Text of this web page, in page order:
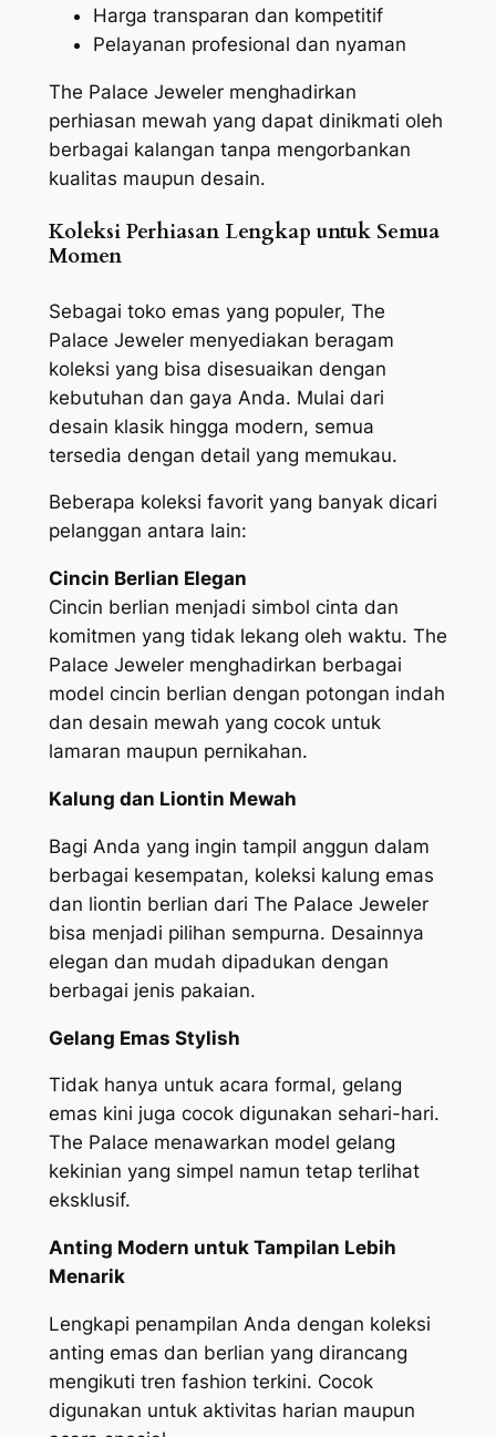
Harga transparan dan kompetitif
Pelayanan profesional dan nyaman
The Palace Jeweler menghadirkan
perhiasan mewah yang dapat dinikmati oleh
berbagai kalangan tanpa mengorbankan
kualitas maupun desain.
Koleksi Perhiasan Lengkap untuk Semua
Momen
Sebagai toko emas yang populer, The
Palace Jeweler menyediakan beragam
koleksi yang bisa disesuaikan dengan
kebutuhan dan gaya Anda. Mulai dari
desain klasik hingga modern, semua
tersedia dengan detail yang memukau.
Beberapa koleksi favorit yang banyak dicari
pelanggan antara lain:
Cincin Berlian Elegan
Cincin berlian menjadi simbol cinta dan
komitmen yang tidak lekang oleh waktu. The
Palace Jeweler menghadirkan berbagai
model cincin berlian dengan potongan indah
dan desain mewah yang cocok untuk
lamaran maupun pernikahan.
Kalung dan Liontin Mewah
Bagi Anda yang ingin tampil anggun dalam
berbagai kesempatan, koleksi kalung emas
dan liontin berlian dari The Palace Jeweler
bisa menjadi pilihan sempurna. Desainnya
elegan dan mudah dipadukan dengan
berbagai jenis pakaian.
Gelang Emas Stylish
Tidak hanya untuk acara formal, gelang
emas kini juga cocok digunakan sehari-hari.
The Palace menawarkan model gelang
kekinian yang simpel namun tetap terlihat
eksklusif.
Anting Modern untuk Tampilan Lebih
Menarik
Lengkapi penampilan Anda dengan koleksi
anting emas dan berlian yang dirancang
mengikuti tren fashion terkini. Cocok
digunakan untuk aktivitas harian maupun